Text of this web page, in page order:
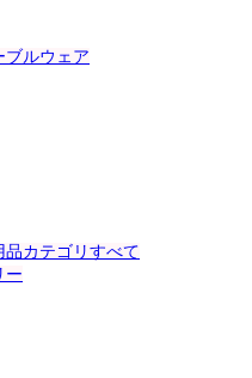
ブルウェア
カテゴリすべて
ー